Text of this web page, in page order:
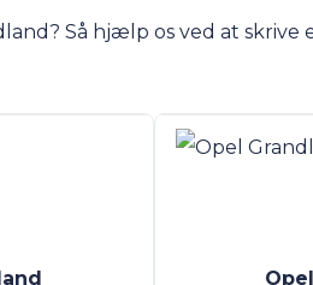
Så hjælp os ved at skrive